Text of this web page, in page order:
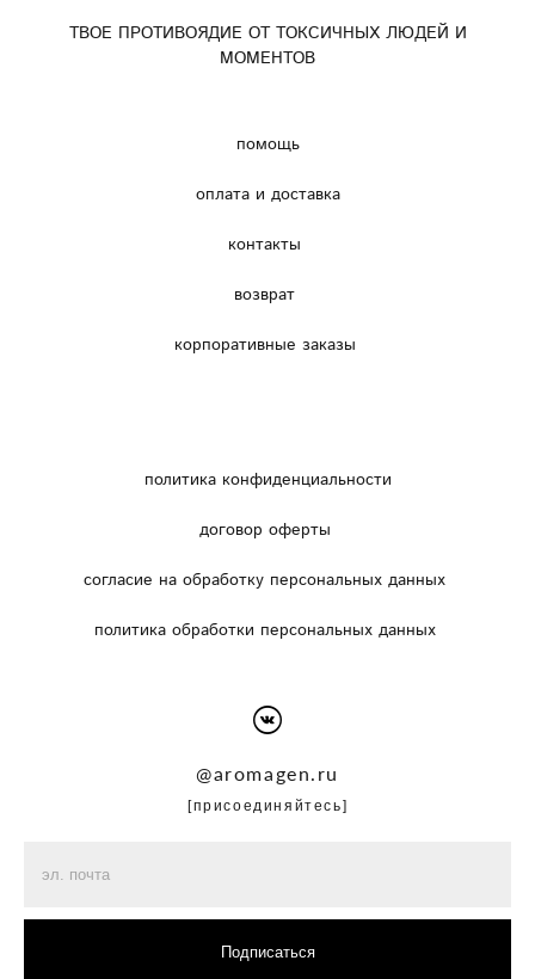
ТВОЕ ПРОТИВОЯДИЕ ОТ ТОКСИЧНЫХ ЛЮДЕЙ И
МОМЕНТОВ
помощь
оплата и доставка
контакты
возврат
корпоративные заказы
политика конфиденциальности
договор оферты
согласие на обработку персональных данных
политика обработки персональных данных
@aromagen.ru
[присоединяйтесь]
Подписаться